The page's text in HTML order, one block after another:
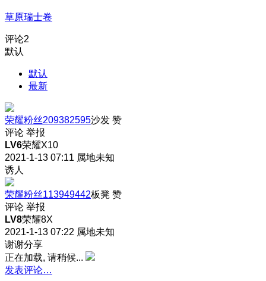
草原瑞士卷
评论2
默认
默认
最新
荣耀粉丝209382595沙发 赞
评论 举报
LV6荣耀X10
2021-1-13 07:11 属地未知
诱人
荣耀粉丝113949442板凳 赞
评论 举报
LV8荣耀8X
2021-1-13 07:22 属地未知
谢谢分享
正在加载, 请稍候...
发表评论…